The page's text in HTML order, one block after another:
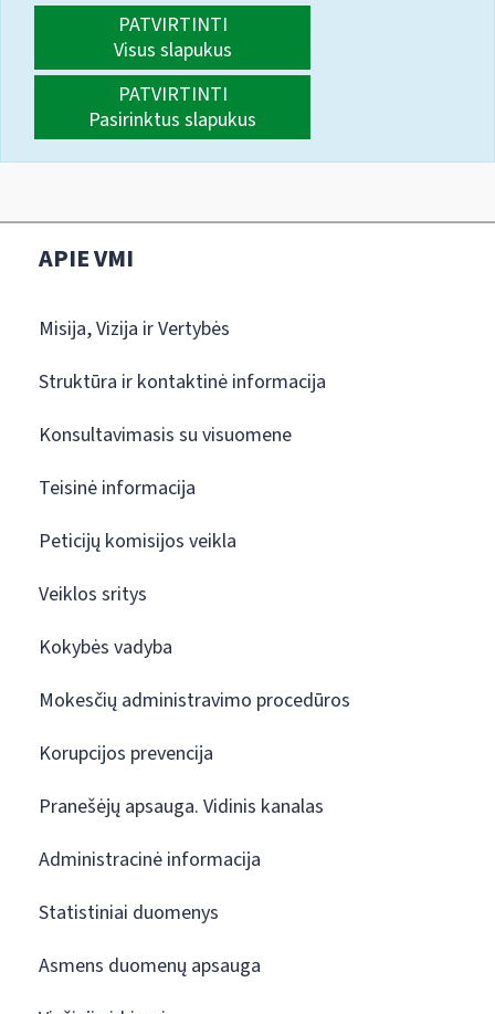
PATVIRTINTI
Visus slapukus
PATVIRTINTI
Pasirinktus slapukus
APIE VMI
Misija, Vizija ir Vertybės
Struktūra ir kontaktinė informacija
Konsultavimasis su visuomene
Teisinė informacija
Peticijų komisijos veikla
Veiklos sritys
Kokybės vadyba
Mokesčių administravimo procedūros
Korupcijos prevencija
Pranešėjų apsauga. Vidinis kanalas
Administracinė informacija
Statistiniai duomenys
Asmens duomenų apsauga